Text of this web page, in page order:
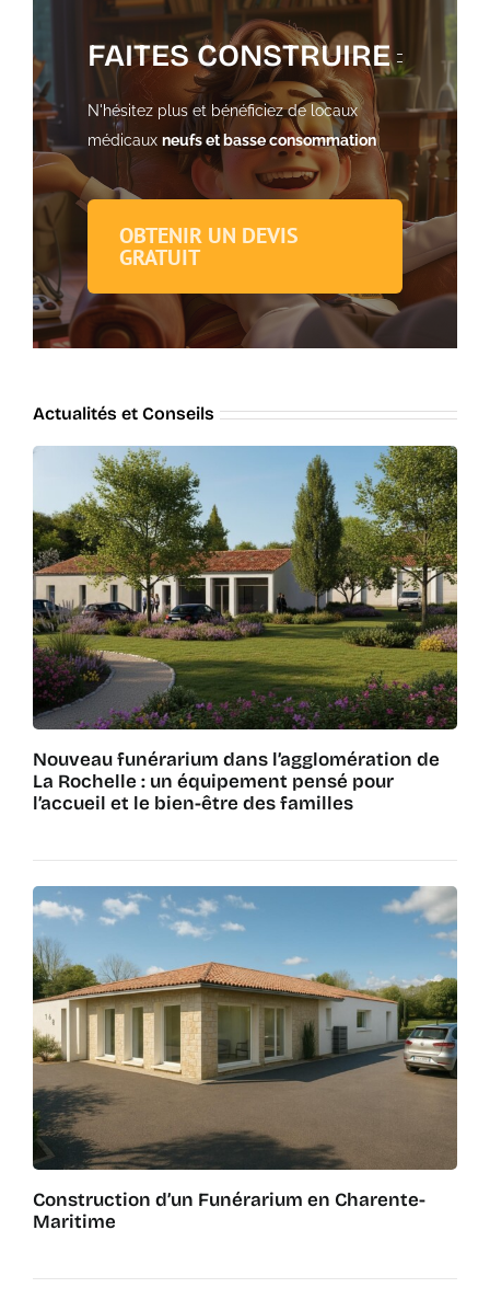
FAITES CONSTRUIRE
N'hésitez plus et bénéficiez de locaux
médicaux neufs et basse consommation
OBTENIR UN DEVIS
GRATUIT
Actualités et Conseils
Nouveau funérarium dans l’agglomération de
La Rochelle : un équipement pensé pour
l’accueil et le bien-être des familles
Construction d’un Funérarium en Charente-
Maritime